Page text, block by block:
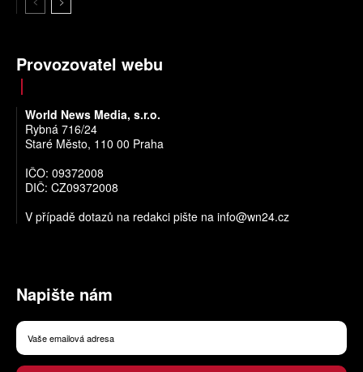
Provozovatel webu
World News Media, s.r.o.
Rybná 716/24
Staré Město, 110 00 Praha
IČO: 09372008
DIČ: CZ09372008
V případě dotazů na redakci pište na info@wn24.cz
Napište nám